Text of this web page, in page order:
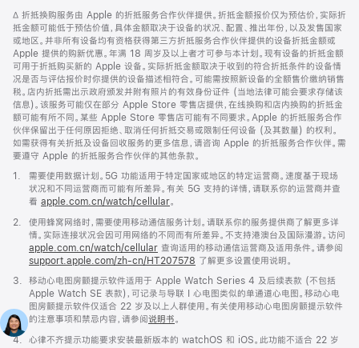
中
打
开)
脚
注
∆ 折抵换购服务由 Apple 的折抵服务合作伙伴提供。折抵金额报价仅为预估价，实际折
抵金额可能低于预估价值，具体金额取决于设备的状况、配置、推出年份，以及发售国家
或地区。并非所有设备均有资格获得第三方折抵服务合作伙伴提供的设备折抵金额或
Apple 提供的购新优惠。年满 18 周岁及以上者才可参与本计划。现有设备的折抵金额
可用于折抵购买新的 Apple 设备。实际折抵金额取决于收到的符合折抵条件的设备情
况是否与评估报价时你提供的设备描述相符合。可能需按照新设备的全额售价缴纳销售
税。店内折抵需出示政府颁发并附有照片的有效身份证件 (当地法律可能会要求存储该
信息)。该服务可能仅在部分 Apple Store 零售店提供，在线换购和店内换购的折抵金
额可能有所不同。某些 Apple Store 零售店可能有不同要求。Apple 的折抵服务合作
伙伴保留出于任何原因拒绝、取消任何折抵交易或限制任何设备 (及其数量) 的权利。
如需获得有关折抵及设备回收服务的更多信息，请咨询 Apple 的折抵服务合作伙伴。需
要遵守 Apple 的折抵服务合作伙伴的其他条款。
脚
1.
需要使用数据计划。5G 功能适用于特定国家或地区的特定运营商。速度基于现场
状况和不同运营商而可能有所差异。有关 5G 支持的详情，请联系你的运营商并查
看 apple.com.cn/watch/cellular。
脚
2.
使用蜂窝网络时，需要使用移动通信服务计划。请联系你的服务提供商了解更多详
情。实际连接状况会因可用网络的不同而有所差异。不支持港澳台及国际漫游。访问
apple.com.cn/watch/cellular 查询适用的移动通信运营商及适用条件。请参阅
support.apple.com/zh-cn/HT207578 (在
窗
口
中
开)
了解更多设置使用说明。
脚
3.
移动心电图房颤提示软件适用于 Apple Watch Series 4 及后续表款 (不包括
Apple Watch SE 表款)，可记录与导联 I 心电图类似的单通道心电图。移动心电
图房颤提示软件仅适合 22 岁及以上人群使用。有关使用移动心电图房颤提示软件
的注意事项和禁忌内容，请参阅 说明书。
脚
4.
心律不齐提示功能要求安装最新版本的 watchOS 和 iOS。此功能不适合 22 岁